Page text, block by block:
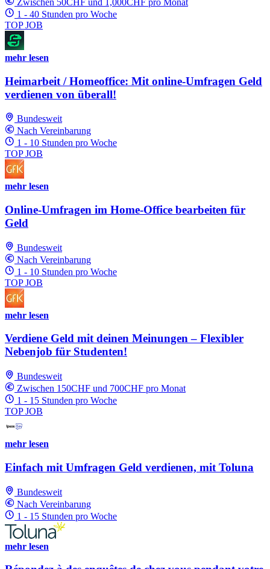
1 - 40 Stunden pro Woche
TOP JOB
mehr lesen
Heimarbeit / Homeoffice: Mit online-Umfragen Geld
verdienen von überall!
Bundesweit
Nach Vereinbarung
1 - 10 Stunden pro Woche
TOP JOB
mehr lesen
Online-Umfragen im Home-Office bearbeiten für
Geld
Bundesweit
Nach Vereinbarung
1 - 10 Stunden pro Woche
TOP JOB
mehr lesen
Verdiene Geld mit deinen Meinungen – Flexibler
Nebenjob für Studenten!
Bundesweit
Zwischen 150CHF und 700CHF pro Monat
1 - 15 Stunden pro Woche
TOP JOB
mehr lesen
Einfach mit Umfragen Geld verdienen, mit Toluna
Bundesweit
Nach Vereinbarung
1 - 15 Stunden pro Woche
mehr lesen